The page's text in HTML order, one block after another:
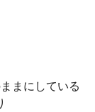
まにしている